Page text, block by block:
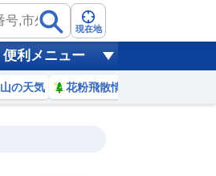
現在地
便利メニュー
山の天気 花粉飛散情報